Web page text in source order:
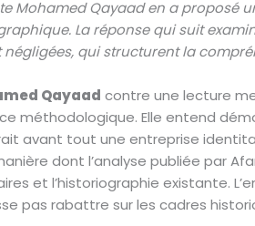
Mohamed Qayaad en a
La réponse qui suit
qui structurent la
Qayaad contre une lecture
méthodologique. Elle entend
avant tout une entreprise
dont l’analyse publiée par
et l’historiographie existante.
pas rabattre sur les cadres